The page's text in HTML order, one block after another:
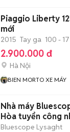
Piaggio Liberty
mới
2015 Tay ga 100 -
2.900.000 đ
Hà Nội
BIEN MORTO XE MÁY
Nhà máy
Hòa tuyển công
Bluescope Lysaght